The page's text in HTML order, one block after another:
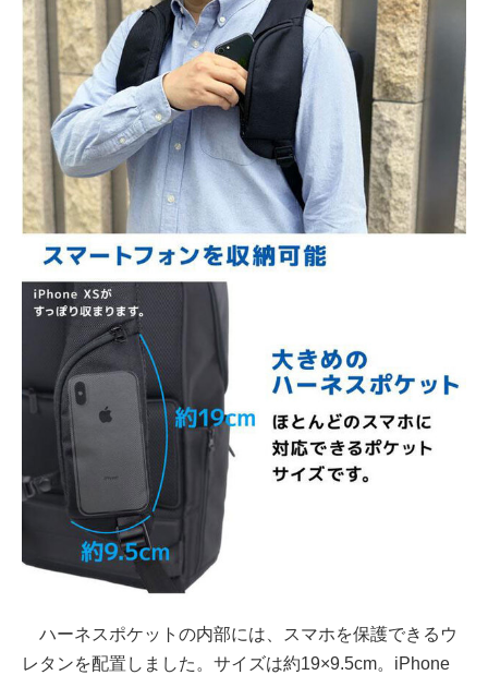
ハーネスポケットの内部には、スマホを保護できるウ
レタンを配置しました。サイズは約19×9.5cm。iPhone